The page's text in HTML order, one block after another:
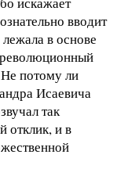
вводит
в основе
потому ли
Исаевича
так
отклик, и в